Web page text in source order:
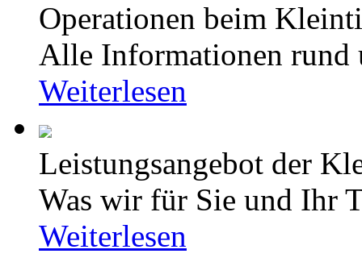
Operationen beim
Alle Informationen rund
Weiterlesen
Leistungsangebot der
Was wir für Sie und Ihr
Weiterlesen